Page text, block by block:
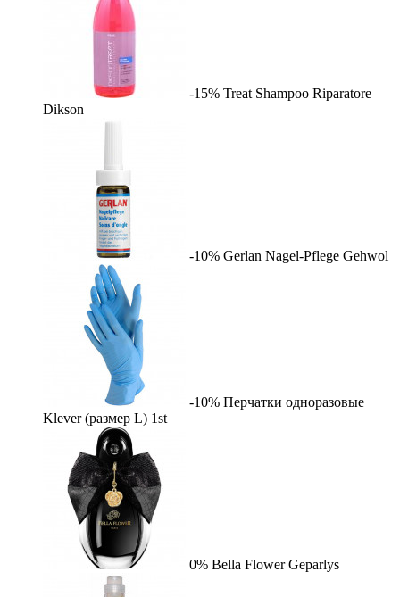
-15% Treat Shampoo Riparatore
Dikson
-10% Gerlan Nagel-Pflege Gehwol
-10% Перчатки одноразовые
Klever (размер L) 1st
0% Bella Flower Geparlys